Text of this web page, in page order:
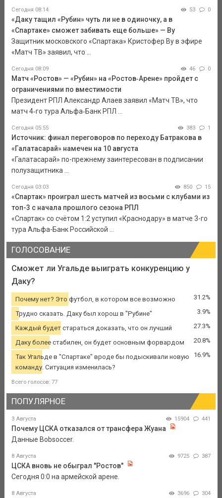
Сегодня 08:14 53 0
«Даку тащил «Рубин» чуть ли не в одиночку, а в
«Спартаке» сможет забивать еще больше» — Ву
Защитник московского «Спартака» Кристофер Ву в эфире
«Матч ТВ» заявил, что ...
Сегодня 08:09 46 0
Матч «Ростов» — «Рубин» на «Ростов‑Арене» пройдет с
ограничениями по вместимости
Президент РПЛ Александр Алаев заявил «Матч ТВ», что
матч 4‑го тура Альфа‑Банк РПЛ ...
Сегодня 05:55 383 1
Источник: финал переговоров по переходу Батракова в
«Галатасарай» намечен на 10 августа
«Галатасарай» по-прежнему заинтересован в подписании
полузащитника ...
Сегодня 03:03 850 15
«Спартак» проиграл шесть матчей из восьми с клубами из
топ-3 с начала прошлого сезона РПЛ
«Спартак» со счётом 1:2 уступил «Краснодару» в матче 3-го
тура Альфа-Банк Российской ...
ГОЛОСОВАНИЕ
Сможет ли Угальде выиграть конкуренцию у
Даку?
Почему нет? Это футбол, в котором все возможно 31.2%
Трудно сказать. Даку был хорош в "Рубине" 3.9%
Каждый будет стараться доказать, что он лучший 27.3%
Даку более стабилен, он будет основным форвардом 20.8%
Так Угальде в "Спартаке" вроде бы подыскивали новую
команду. Ситуация изменилась?
16.9%
Всего голосов: 77
ПОПУЛЯРНОЕ
3 Августа 15904 441
Почему ЦСКА отказался от трансфера Жуана
Данные Bobsoccer.
8 Августа 9725 387
ЦСКА вновь не обыграл "Ростов"
Сегодня 0:0 на армейской арене.
8 Августа 3696 304